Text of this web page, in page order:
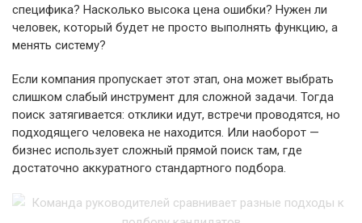
специфика? Насколько высока цена ошибки? Нужен ли
человек, который будет не просто выполнять функцию, а
менять систему?
Если компания пропускает этот этап, она может выбрать
слишком слабый инструмент для сложной задачи. Тогда
поиск затягивается: отклики идут, встречи проводятся, но
подходящего человека не находится. Или наоборот —
бизнес использует сложный прямой поиск там, где
достаточно аккуратного стандартного подбора.